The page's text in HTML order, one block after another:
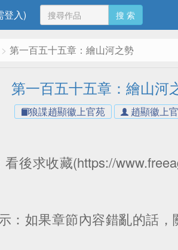
登入) 搜 索
第一百五十五章：繪山河之勢
第一百五十五章：繪山河
狼諜趙顯徽上官苑 趙顯徽上
後求收藏(https://
如果章節內容錯亂的話，